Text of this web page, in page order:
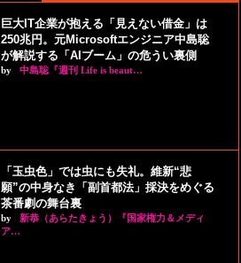
巨大IT企業が抱える「見えない借金」は
250兆円。元Microsoftエンジニア中島聡
が解説する「AIブーム」の危うい裏側
by 中島聡『週刊 Life is beaut…
「玉虫色」では虫にも失礼。維新“悲
願”の中身なき「副首都法」採決をめぐる
茶番劇の舞台裏
by
新恭（あらたきょう）『国家権力＆メディ
ア…